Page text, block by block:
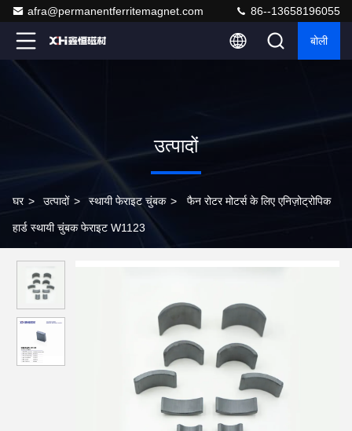
afra@permanentferritemagnet.com 86--13658196055
बोली
उत्पादों
घर > उत्पादों > स्थायी फेराइट चुंबक > फैन रोटर मोटर्स के लिए एनिज़ोट्रोपिक
हार्ड स्थायी चुंबक फेराइट W1123